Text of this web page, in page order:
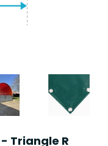
Triangle R